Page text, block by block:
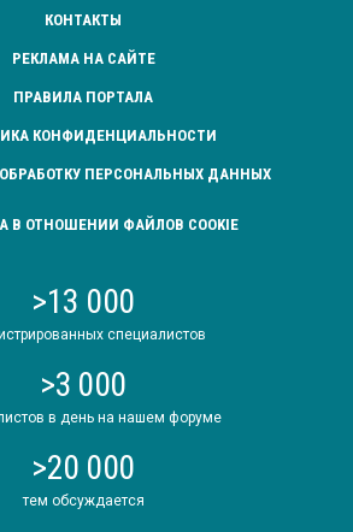
КОНТАКТЫ
РЕКЛАМА НА САЙТЕ
ПРАВИЛА ПОРТАЛА
КОНФИДЕНЦИАЛЬНОСТИ
ПЕРСОНАЛЬНЫХ ДАННЫХ
В ОТНОШЕНИИ ФАЙЛОВ COOKIE
>13 000
специалистов
>3 000
в день на нашем форуме
>20 000
тем обсуждается